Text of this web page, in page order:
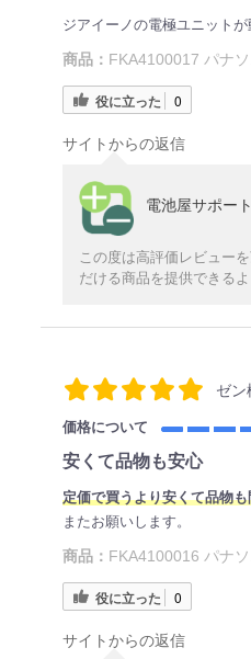
ジアイーノの電極ユニットが
商品： FKA4100017 パナ
役に立った 0
サイトからの返信
電池屋サポート
この度は高評価レビュー
だける商品を提供できる
ゼン
価格について
安くて品物も安心
定価で買うより安くて品物
またお願いします。
商品： FKA4100016 パナ
役に立った 0
サイトからの返信